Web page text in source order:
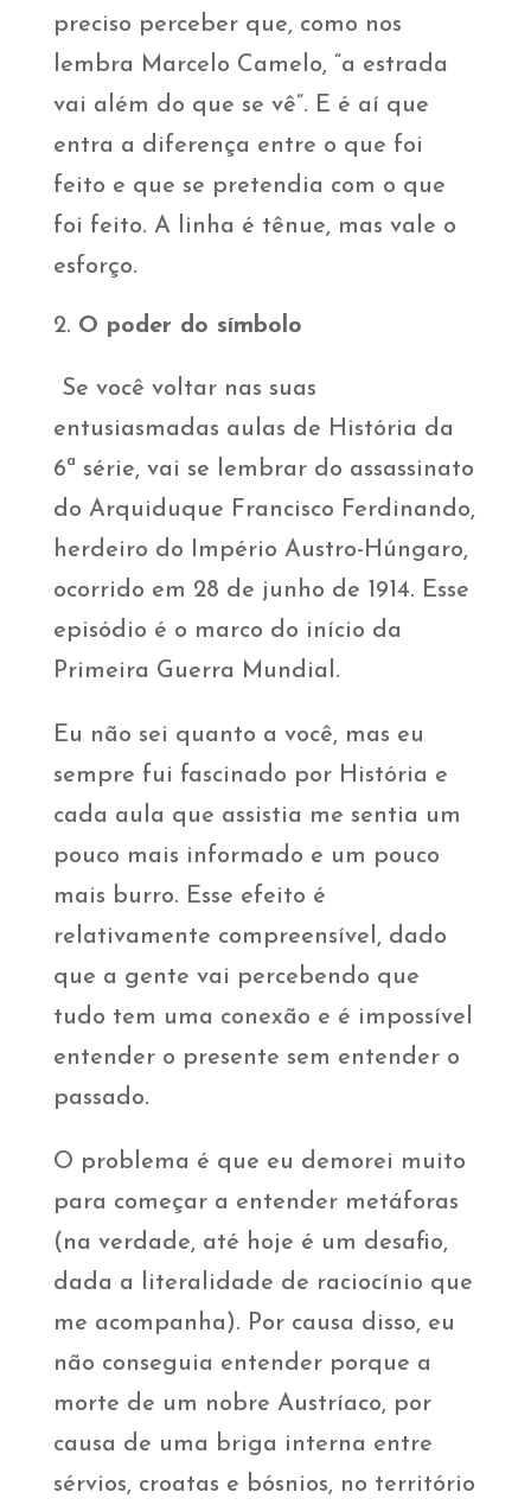
preciso perceber que, como nos
lembra Marcelo Camelo, “a estrada
vai além do que se vê”. E é aí que
entra a diferença entre o que foi
feito e que se pretendia com o que
foi feito. A linha é tênue, mas vale o
esforço.
O poder do símbolo
Se você voltar nas suas
entusiasmadas aulas de História da
6ª série, vai se lembrar do assassinato
do Arquiduque Francisco Ferdinando,
herdeiro do Império Austro-Húngaro,
ocorrido em 28 de junho de 1914. Esse
episódio é o marco do início da
Primeira Guerra Mundial.
Eu não sei quanto a você, mas eu
sempre fui fascinado por História e
cada aula que assistia me sentia um
pouco mais informado e um pouco
mais burro. Esse efeito é
relativamente compreensível, dado
que a gente vai percebendo que
tudo tem uma conexão e é impossível
entender o presente sem entender o
passado.
O problema é que eu demorei muito
para começar a entender metáforas
(na verdade, até hoje é um desafio,
dada a literalidade de raciocínio que
me acompanha). Por causa disso, eu
não conseguia entender porque a
morte de um nobre Austríaco, por
causa de uma briga interna entre
sérvios, croatas e bósnios, no território